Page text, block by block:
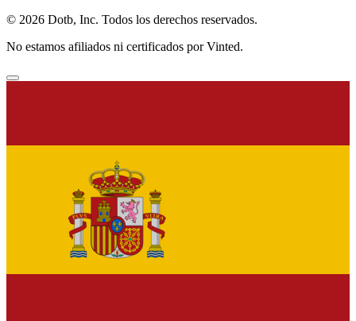
© 2026 Dotb, Inc. Todos los derechos reservados.
No estamos afiliados ni certificados por Vinted.